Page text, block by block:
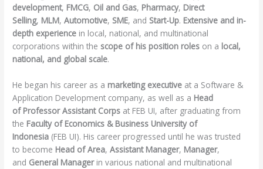
development, FMCG, Oil and Gas, Pharmacy, Direct
Selling, MLM,Automotive, SME, and Start-Up. Extensive and in-
depth experience in local, national, and multinational
corporations within the scope of his position roles on a local,
national, and global scale.
He began his career as a marketing executive at a Software &
Application Development company, as well as a Head
of Professor Assistant Corps at FEB UI, after graduating from
the Faculty of Economics & Business University of
Indonesia (FEB UI). His career progressed until he was trusted
to become Head of Area,Assistant Manager, Manager,
and General Manager in various national and multinational